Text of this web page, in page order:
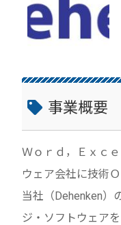
事業概要
Ｗｏｒｄ，Ｅｘｃ
ウェア会社に技術
当社（Dehenken）
ジ・ソフトウェア